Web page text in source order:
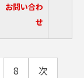
お問い合わ
せ
8 次